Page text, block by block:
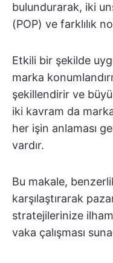
bulundurarak, iki
(POP) ve farklılık
Etkili bir şekilde
marka
şekillendirir ve
iki kavram da
her işin anlaması
vardır.
Bu makale,
karşılaştırarak
stratejilerinize
vaka çalışması